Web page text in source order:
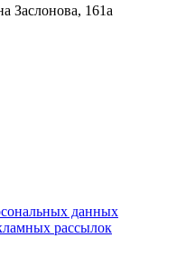
Заслонова, 161а
данных
рассылок